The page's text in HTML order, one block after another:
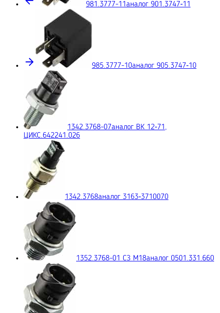
981.3777-11аналог 901.3747‑11
985.3777-10аналог 905.3747‑10
1342.3768-07аналог ВК 12‑71,
ЦИКС.642241.026
1342.3768аналог 3163‑3710070
1352.3768-01 СЗ М18аналог 0501.331.660